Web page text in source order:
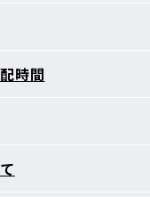
時間